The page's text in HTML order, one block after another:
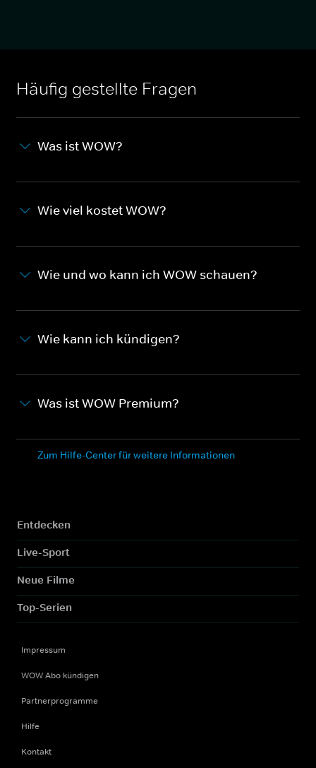
Häufig gestellte Fragen
Was ist WOW?
Wie viel kostet WOW?
Wie und wo kann ich WOW schauen?
Wie kann ich kündigen?
Was ist WOW Premium?
Zum Hilfe-Center für weitere Informationen
Entdecken
Live-Sport
Neue Filme
Top-Serien
Impressum
WOW Abo kündigen
Partnerprogramme
Hilfe
Kontakt